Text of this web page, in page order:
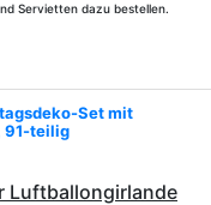
Servietten dazu bestellen.
Set mit
91-teilig
Luftballongirlande